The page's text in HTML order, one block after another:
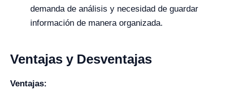
demanda de análisis y necesidad de guardar
información de manera organizada.
Ventajas y Desventajas
Ventajas: